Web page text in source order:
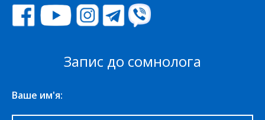
Запис до сомнолога
Ваше им'я: